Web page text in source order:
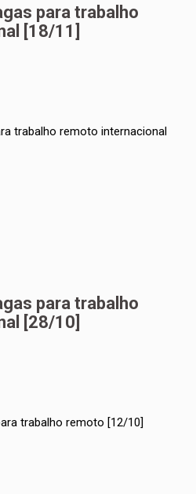
para trabalho
[18/11]
para trabalho
[28/10]